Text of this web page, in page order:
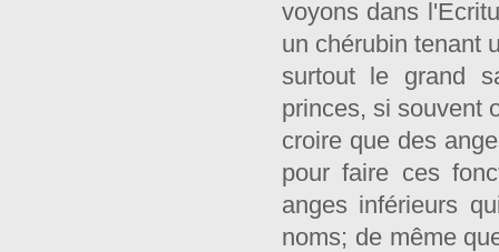
voyons dans
un chérubin tenant
surtout le grand
princes, si souvent
croire que des
pour faire ces
anges inférieurs
noms; de même